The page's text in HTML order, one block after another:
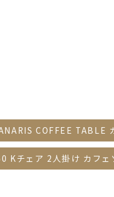
COFFEE TABLE
Kチェア 2人掛け カフ